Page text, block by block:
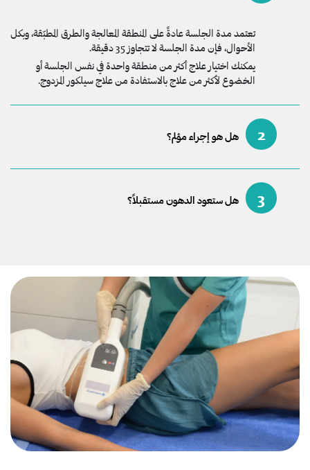
تعتمد مدة الجلسة عادةً على المنطقة المعالجة والطرق المطبّقة، وبكل
الأحوال، فإن مدة الجلسة لا تتجاوز 35 دقيقة.
يمكنك اختيار علاج أكثر من منطقة واحدة في نفس الجلسة أو
الخضوع لأكثر من علاج بالاستفادة من علاج سيلكور المزدوج.
2 هل هو إجراء مؤلم؟
3 هل ستعود الدهون مستقبلاً؟